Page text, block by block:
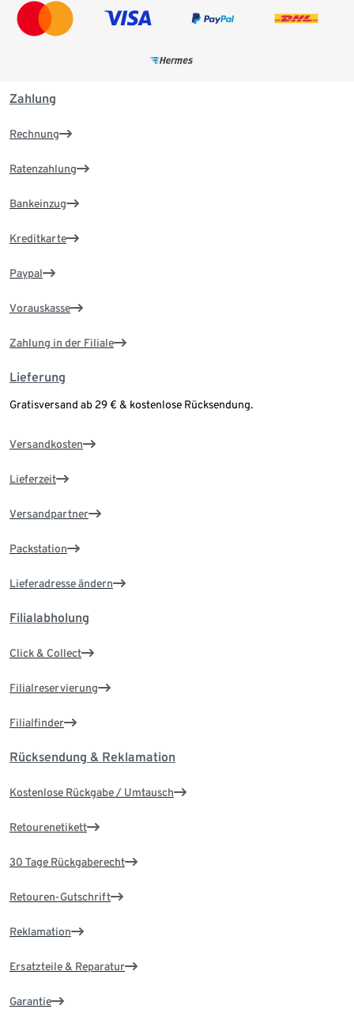
Zahlung
Rechnung
Ratenzahlung
Bankeinzug
Kreditkarte
Paypal
Vorauskasse
Zahlung in der Filiale
Lieferung
Gratisversand ab 29 € & kostenlose Rücksendung.
Versandkosten
Lieferzeit
Versandpartner
Packstation
Lieferadresse ändern
Filialabholung
Click & Collect
Filialreservierung
Filialfinder
Rücksendung & Reklamation
Kostenlose Rückgabe / Umtausch
Retourenetikett
30 Tage Rückgaberecht
Retouren-Gutschrift
Reklamation
Ersatzteile & Reparatur
Garantie